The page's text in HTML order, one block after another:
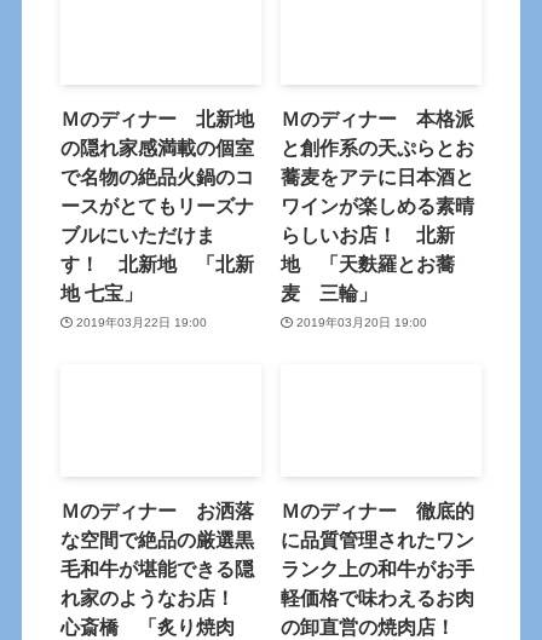
Ｍのディナー 北新地
の隠れ家感満載の個室
で名物の絶品火鍋のコ
ースがとてもリーズナ
ブルにいただけま
す！ 北新地 「北新
地 七宝」
2019年03月22日 19:00
Ｍのディナー 本格派
と創作系の天ぷらとお
蕎麦をアテに日本酒と
ワインが楽しめる素晴
らしいお店！ 北新
地 「天麩羅とお蕎
麦 三輪」
2019年03月20日 19:00
Ｍのディナー お洒落
な空間で絶品の厳選黒
毛和牛が堪能できる隠
れ家のようなお店！
心斎橋 「炙り焼肉
Ｍのディナー 徹底的
に品質管理されたワン
ランク上の和牛がお手
軽価格で味わえるお肉
の卸直営の焼肉店！